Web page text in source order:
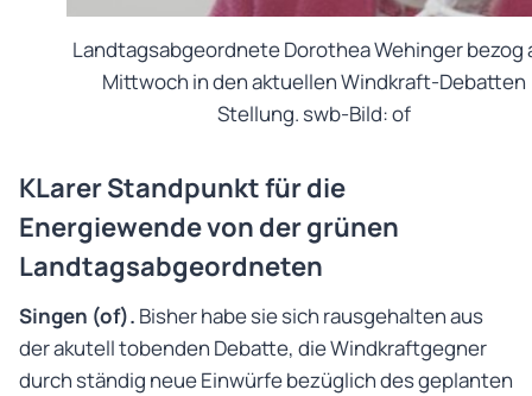
Landtagsabgeordnete Dorothea Wehinger bezog
Mittwoch in den aktuellen Windkraft-Debatten
Stellung. swb-Bild: of
KLarer Standpunkt für die
Energiewende von der grünen
Landtagsabgeordneten
Singen (of). Bisher habe sie sich rausgehalten aus
der akutell tobenden Debatte, die Windkraftgegner
durch ständig neue Einwürfe bezüglich des geplanten